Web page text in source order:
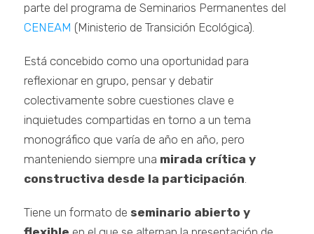
parte del programa de Seminarios Permanentes del
CENEAM (Ministerio de Transición Ecológica).
Está concebido como una oportunidad para
reflexionar en grupo, pensar y debatir
colectivamente sobre cuestiones clave e
inquietudes compartidas en torno a un tema
monográfico que varía de año en año, pero
manteniendo siempre una mirada crítica y
constructiva desde la participación.
Tiene un formato de seminario abierto y